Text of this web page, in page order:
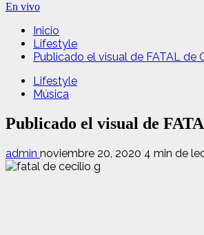
En vivo
Inicio
Lifestyle
Publicado el visual de FATAL de
Lifestyle
Música
Publicado el visual de
admin noviembre 20, 2020 4 min de